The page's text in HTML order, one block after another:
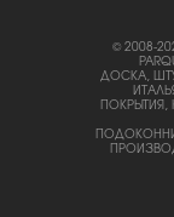
© 2008-
ДОСКА,
ПОКРЫТИЯ,